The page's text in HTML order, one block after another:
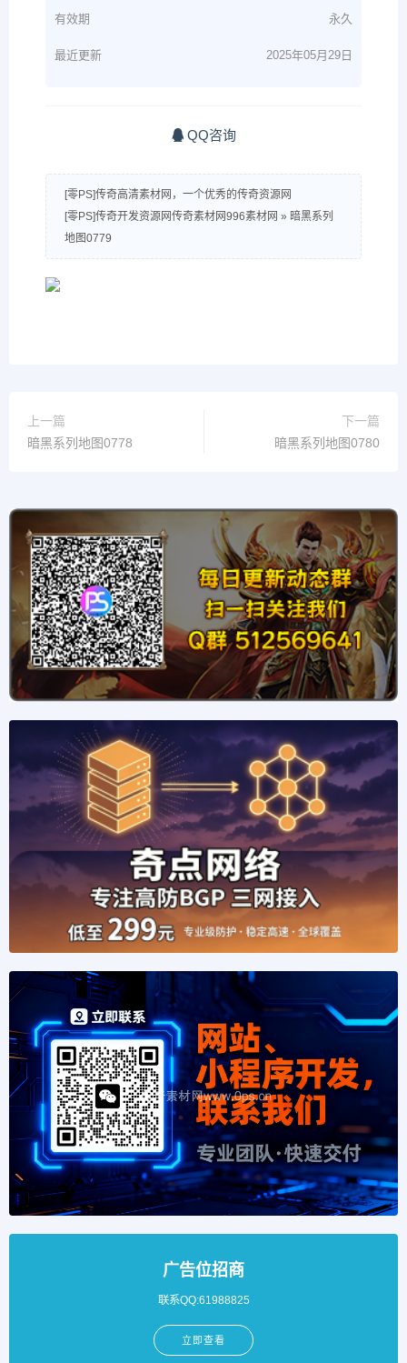
有效期 永久
最近更新 2025年05月29日
QQ咨询
[零PS]传奇高清素材网，一个优秀的传奇资源网
[零PS]传奇开发资源网传奇素材网996素材网 » 暗黑系列
地图0779
上一篇
暗黑系列地图0778
下一篇
暗黑系列地图0780
广告位招商
联系QQ:61988825
立即查看